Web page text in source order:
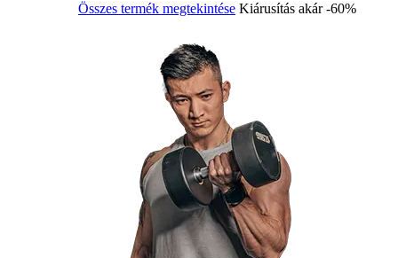
Összes termék megtekintése Kiárusítás akár -60%